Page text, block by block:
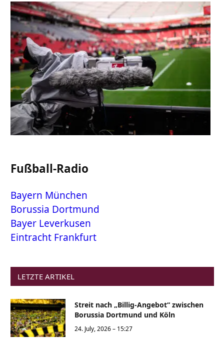
Fußball-Radio
Bayern München
Borussia Dortmund
Bayer Leverkusen
Eintracht Frankfurt
LETZTE ARTIKEL
Streit nach „Billig-Angebot“ zwischen
Borussia Dortmund und Köln
24. July, 2026 – 15:27